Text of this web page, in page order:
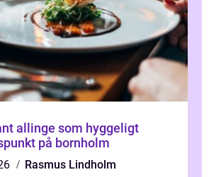
allinge som hyggeligt
på bornholm
Rasmus Lindholm